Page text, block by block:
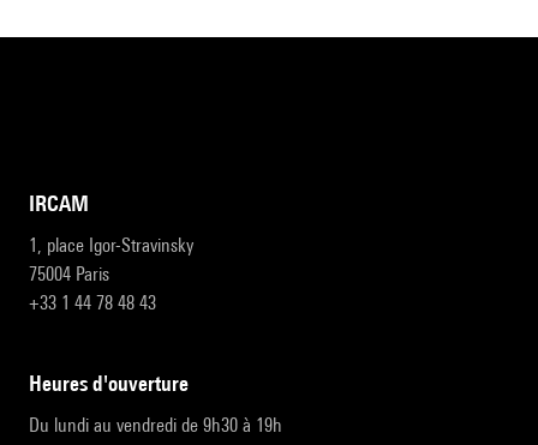
IRCAM
1, place Igor-Stravinsky
75004 Paris
+33 1 44 78 48 43
heures d'ouverture
Du lundi au vendredi de 9h30 à 19h